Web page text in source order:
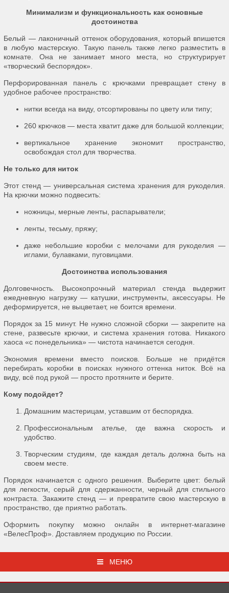
Минимализм и функциональность как основные
достоинства
Белый — лаконичный оттенок оборудования, который впишется
в любую мастерскую. Такую панель также легко разместить в
комнате. Она не занимает много места, но структурирует
«творческий беспорядок».
Перфорированная панель с крючками превращает стену в
удобное рабочее пространство:
нитки всегда на виду, отсортированы по цвету или типу;
260 крючков — места хватит даже для большой коллекции;
вертикальное хранение экономит пространство,
освобождая стол для творчества.
Не только для ниток
Этот стенд — универсальная система хранения для рукоделия.
На крючки можно подвесить:
ножницы, мерные ленты, распарыватели;
ленты, тесьму, пряжу;
даже небольшие коробки с мелочами для рукоделия —
иглами, булавками, пуговицами.
Достоинства использования
Долговечность. Высокопрочный материал стенда выдержит
ежедневную нагрузку — катушки, инструменты, аксессуары. Не
деформируется, не выцветает, не боится времени.
Порядок за 15 минут. Не нужно сложной сборки — закрепите на
стене, развесьте крючки, и система хранения готова. Никакого
хаоса «с понедельника» — чистота начинается сегодня.
Экономия времени вместо поисков. Больше не придётся
перебирать коробки в поисках нужного оттенка ниток. Всё на
виду, всё под рукой — просто протяните и берите.
Кому подойдет?
Домашним мастерицам, уставшим от беспорядка.
Профессиональным ателье, где важна скорость и
удобство.
Творческим студиям, где каждая деталь должна быть на
своем месте.
Порядок начинается с одного решения. Выберите цвет: белый
для легкости, серый для сдержанности, черный для стильного
контраста. Закажите стенд — и превратите свою мастерскую в
пространство, где приятно работать.
Оформить покупку можно онлайн в интернет-магазине
«ВелесПроф». Доставляем продукцию по России.
МЕНЮ